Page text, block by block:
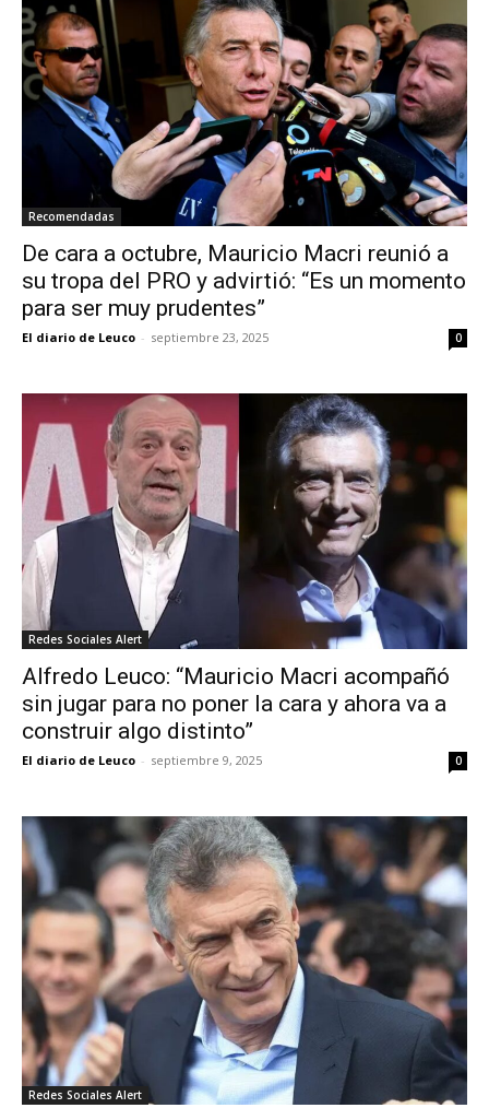
Recomendadas
De cara a octubre, Mauricio Macri reunió a
su tropa del PRO y advirtió: “Es un momento
para ser muy prudentes”
El diario de Leuco - septiembre 23, 2025 0
Redes Sociales Alert
Alfredo Leuco: “Mauricio Macri acompañó
sin jugar para no poner la cara y ahora va a
construir algo distinto”
El diario de Leuco - septiembre 9, 2025 0
Redes Sociales Alert